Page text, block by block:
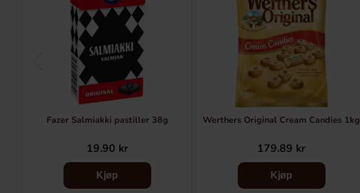
Fazer Salmiakki pastiller 38g
19.90 kr
Kjøp
Werthers Original Cream Candies 1kg
179.89 kr
Kjøp